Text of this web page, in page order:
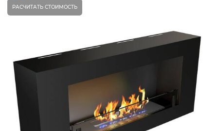
РАСЧИТАТЬ СТОИМОСТЬ